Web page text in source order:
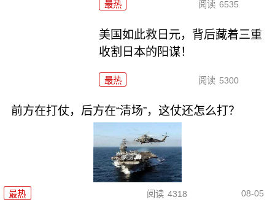
最热 阅读 6535
美国如此救日元，背后藏着三重
收割日本的阳谋！
最热 阅读 5300
前方在打仗，后方在“清场”，这仗还怎么打？
最热 阅读 4318 08-05